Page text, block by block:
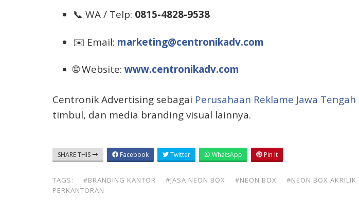
📞 WA / Telp: 0815-4828-9538
✉️ Email: marketing@centronikadv.com
🌐 Website: www.centronikadv.com
Centronik Advertising sebagai Perusahaan Reklame Jawa Tengah
timbul, dan media branding visual lainnya.
SHARE THIS Facebook Twitter WhatsApp Pin It
TAGS: #BRANDING KANTOR #JASA NEON BOX #NEON BOX #NEON BOX AKRILIK
PERKANTORAN